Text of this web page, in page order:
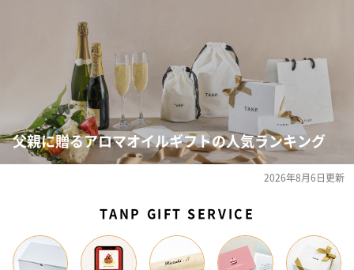
父親に贈るアロマオイルギフトの人気ランキング
2026年8月6日更新
TANP GIFT SERVICE